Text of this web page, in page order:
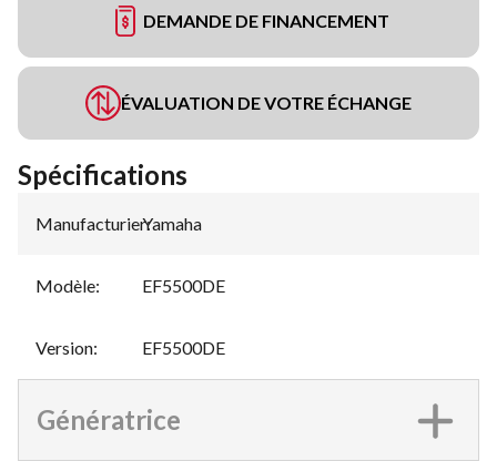
DEMANDE DE FINANCEMENT
ÉVALUATION DE VOTRE ÉCHANGE
Spécifications
Manufacturier:
Yamaha
Modèle: EF5500DE
Version: EF5500DE
Génératrice